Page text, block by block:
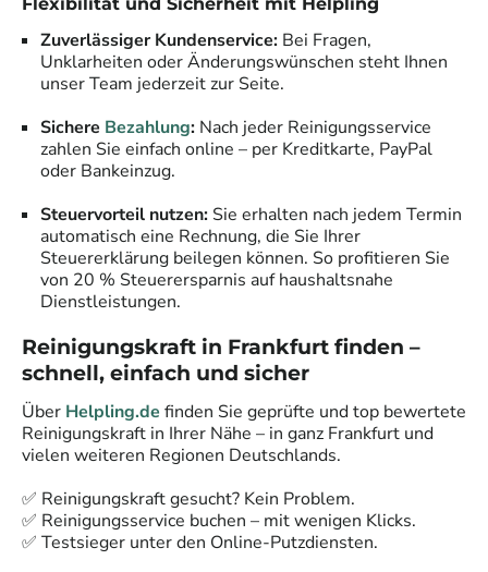
Flexibilität und Sicherheit mit Helpling
Zuverlässiger Kundenservice: Bei Fragen,
Unklarheiten oder Änderungswünschen steht Ihnen
unser Team jederzeit zur Seite.
Sichere Bezahlung: Nach jeder Reinigungsservice
zahlen Sie einfach online – per Kreditkarte, PayPal
oder Bankeinzug.
Steuervorteil nutzen: Sie erhalten nach jedem Termin
automatisch eine Rechnung, die Sie Ihrer
Steuererklärung beilegen können. So profitieren Sie
von 20 % Steuerersparnis auf haushaltsnahe
Dienstleistungen.
Reinigungskraft in Frankfurt finden –
schnell, einfach und sicher
Über Helpling.de finden Sie geprüfte und top bewertete
Reinigungskraft in Ihrer Nähe – in ganz Frankfurt und
vielen weiteren Regionen Deutschlands.
✅ Reinigungskraft gesucht? Kein Problem.
✅ Reinigungsservice buchen – mit wenigen Klicks.
✅ Testsieger unter den Online-Putzdiensten.